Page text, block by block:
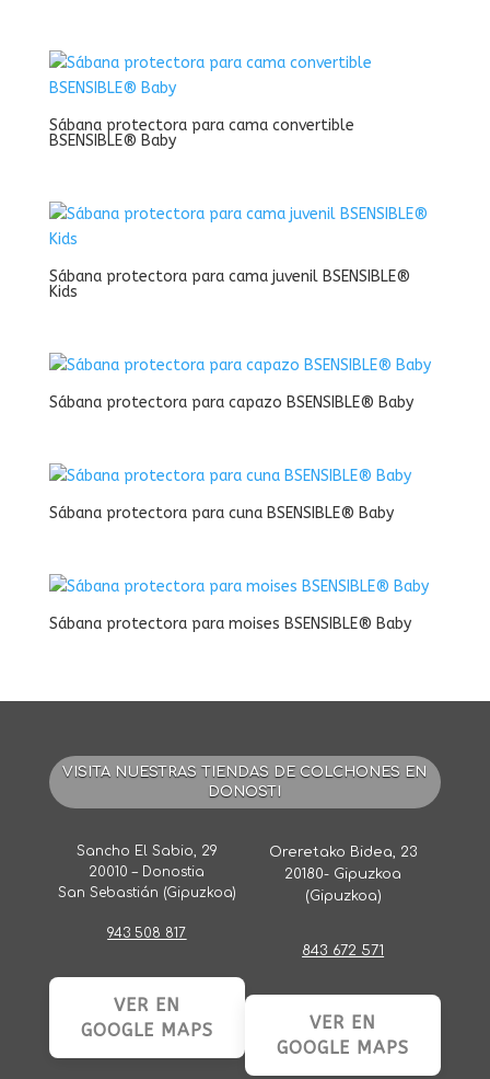
Sábana protectora para cama convertible
BSENSIBLE® Baby
Sábana protectora para cama juvenil BSENSIBLE®
Kids
Sábana protectora para capazo BSENSIBLE® Baby
Sábana protectora para cuna BSENSIBLE® Baby
Sábana protectora para moises BSENSIBLE® Baby
VISITA NUESTRAS TIENDAS DE COLCHONES EN
DONOSTI
Sancho El Sabio, 29
20010 – Donostia
San Sebastián (Gipuzkoa)
943 508 817
VER EN
GOOGLE MAPS
Oreretako Bidea, 23
20180- Gipuzkoa
(Gipuzkoa)
843 672 571
VER EN
GOOGLE MAPS